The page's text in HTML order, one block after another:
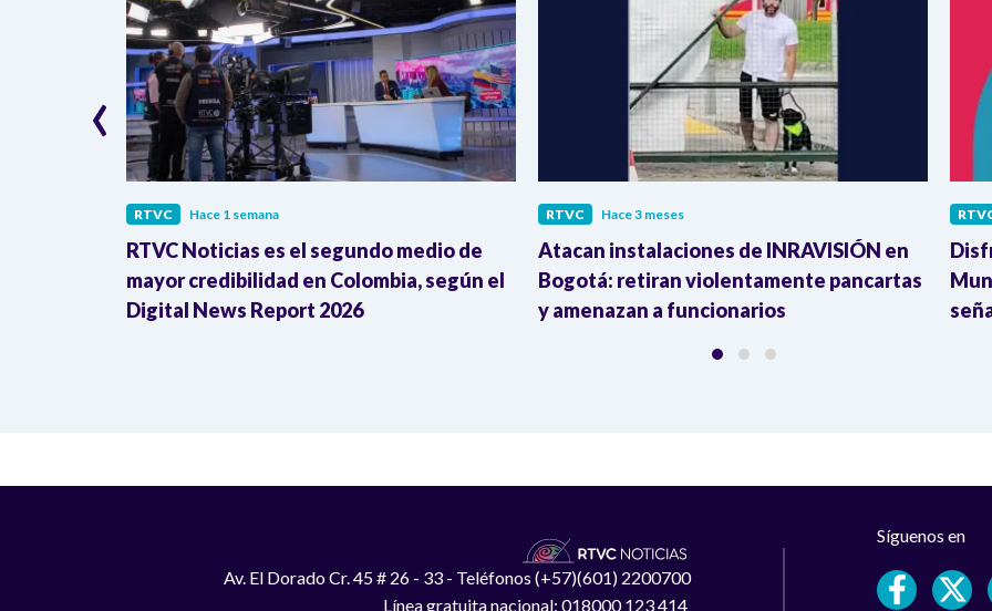
RTVC Hace 1 semana
RTVC Noticias es el segundo medio de
mayor credibilidad en Colombia, según el
Digital News Report 2026
RTVC Hace 3 meses
Atacan instalaciones de INRAVISIÓN en
Bogotá: retiran violentamente pancartas
y amenazan a funcionarios
‹
Av. El Dorado Cr. 45 # 26 - 33 - Teléfonos (+57)(601) 2200700
Línea gratuita nacional: 018000 123 414
Síguenos en